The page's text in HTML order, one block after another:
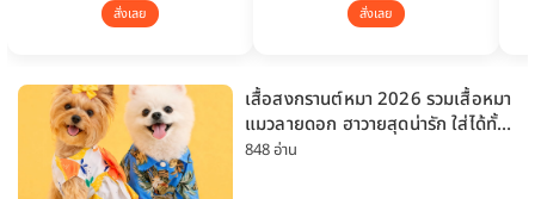
สั่งเลย สั่งเลย
เสื้อสงกรานต์หมา 2026 รวมเสื้อหมา
แมวลายดอก ฮาวายสุดน่ารัก ใส่ได้ทั้ง
หมาเล็กและหมาใหญ่
848 อ่าน